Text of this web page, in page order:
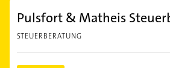
Pulsfort & Matheis
STEUERBERATUNG